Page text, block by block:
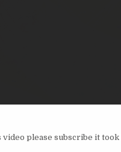
video please subscribe it